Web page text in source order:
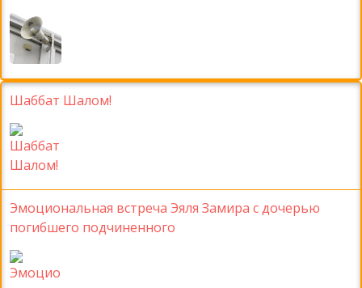
Шаббат Шалом!
Эмоциональная встреча Эяля Замира с дочерью
погибшего подчиненного